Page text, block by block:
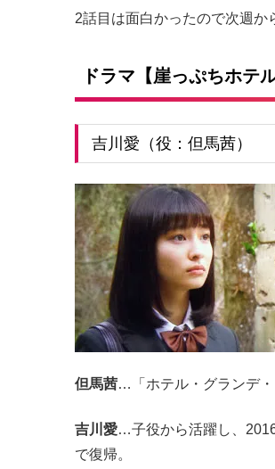
2話目は面白かったので次週
ドラマ【崖っぷちホテ
吉川愛（役：但馬茜）
但馬茜…「ホテル・グランデ・
吉川愛…子役から活躍し、
で復帰。